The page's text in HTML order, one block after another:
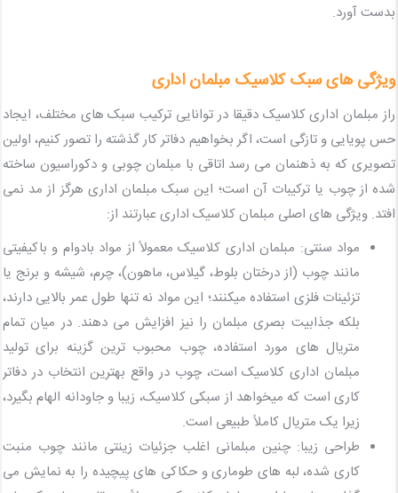
بدست آورد.
ویژگی های سبک کلاسیک مبلمان اداری
راز مبلمان اداری کلاسیک دقیقا در توانایی ترکیب سبک های مختلف، ایجاد
حس پویایی و تازگی است، اگر بخواهیم دفاتر کار گذشته را تصور کنیم، اولین
تصویری که به ذهنمان می رسد اتاقی با مبلمان چوبی و دکوراسیون ساخته
شده از چوب یا ترکیبات آن است؛ این سبک مبلمان اداری هرگز از مد نمی
افتد. ویژگی های اصلی مبلمان کلاسیک اداری عبارتند از:
مواد سنتی: مبلمان اداری کلاسیک معمولاً از مواد بادوام و باکیفیتی
مانند چوب (از درختان بلوط، گیلاس، ماهون)، چرم، شیشه و برنج یا
تزئینات فلزی استفاده میکنند؛ این مواد نه تنها طول عمر بالایی دارند،
بلکه جذابیت بصری مبلمان را نیز افزایش می دهند. در میان تمام
متریال های مورد استفاده، چوب محبوب ترین گزینه برای تولید
مبلمان اداری کلاسیک است، چوب در واقع بهترین انتخاب در دفاتر
کاری است که میخواهد از سبکی کلاسیک، زیبا و جاودانه الهام بگیرد،
زیرا یک متریال کاملاً طبیعی است.
طراحی زیبا: چنین مبلمانی اغلب جزئیات زینتی مانند چوب منبت
کاری شده، لبه های طوماری و حکاکی های پیچیده را به نمایش می